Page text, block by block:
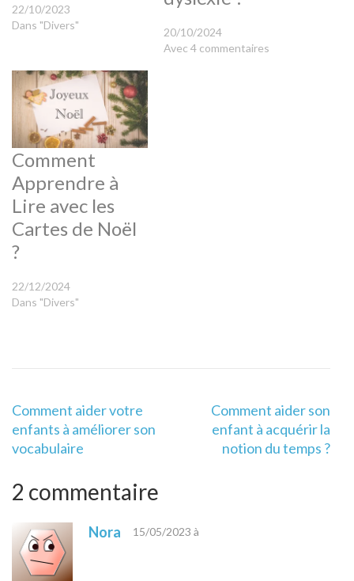
22/10/2023
Dans "Divers"
20/10/2024
Avec 4 commentaires
Comment
Apprendre à
Lire avec les
Cartes de Noël
?
22/12/2024
Dans "Divers"
Navigation
de
l’article
Comment aider votre
enfants à améliorer son
vocabulaire
Comment aider son
enfant à acquérir la
notion du temps ?
2 commentaire
Nora 15/05/2023 à